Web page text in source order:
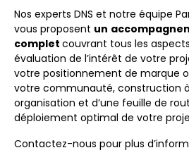
Nos experts DNS et notre équipe
vous proposent un
complet couvrant tous les
évaluation de l’intérêt de votre
votre positionnement de marque
votre communauté, construction
organisation et d’une feuille de
déploiement optimal de votre
Contactez-nous pour plus